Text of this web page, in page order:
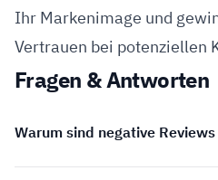
Ihr Markenimage und
Vertrauen bei potenziellen
Fragen & Antworten
Warum sind negative